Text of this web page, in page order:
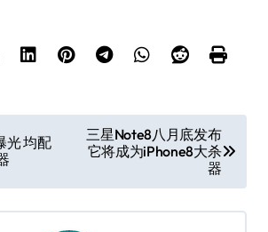
光 均配
三星Note8八月底发布
它将成为iPhone8大杀
器